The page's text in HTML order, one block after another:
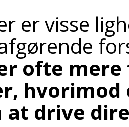
er visse
ofte
hvorimod
at drive